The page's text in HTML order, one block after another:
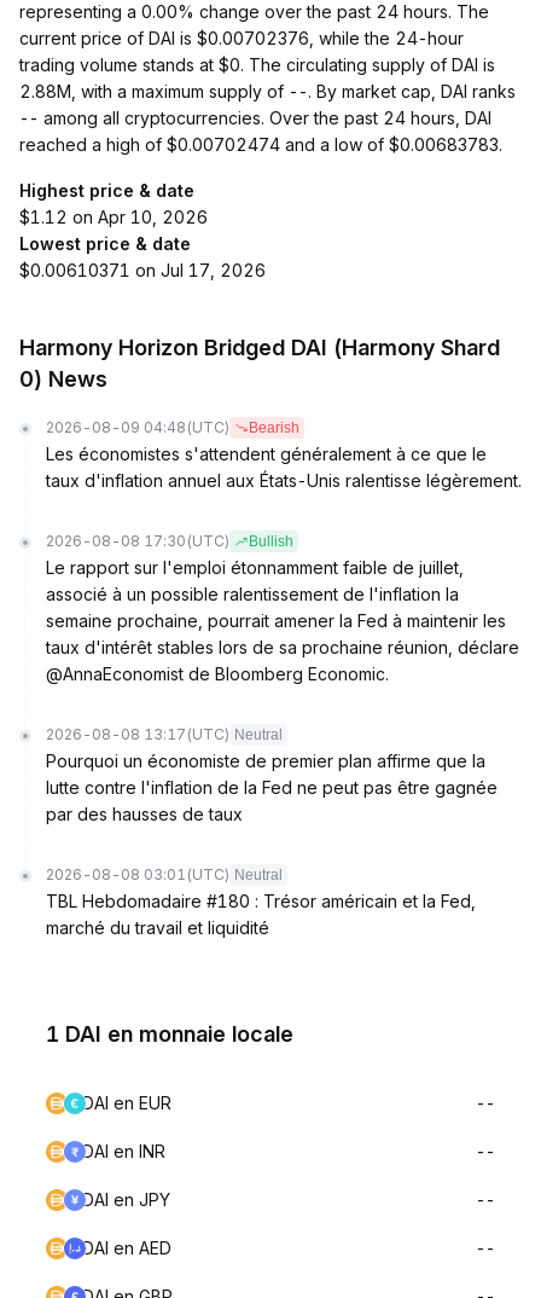
representing a 0.00% change over the past 24 hours. The
current price of DAI is $0.00702376, while the 24-hour
trading volume stands at $0. The circulating supply of DAI is
2.88M, with a maximum supply of --. By market cap, DAI ranks
-- among all cryptocurrencies. Over the past 24 hours, DAI
reached a high of $0.00702474 and a low of $0.00683783.
Highest price & date
$1.12 on Apr 10, 2026
Lowest price & date
$0.00610371 on Jul 17, 2026
Harmony Horizon Bridged DAI (Harmony Shard
0) News
2026-08-09 04:48 (UTC) Bearish
Les économistes s'attendent généralement à ce que le
taux d'inflation annuel aux États-Unis ralentisse légèrement.
2026-08-08 17:30 (UTC) Bullish
Le rapport sur l'emploi étonnamment faible de juillet,
associé à un possible ralentissement de l'inflation la
semaine prochaine, pourrait amener la Fed à maintenir les
taux d'intérêt stables lors de sa prochaine réunion, déclare
@AnnaEconomist de Bloomberg Economic.
2026-08-08 13:17 (UTC) Neutral
Pourquoi un économiste de premier plan affirme que la
lutte contre l'inflation de la Fed ne peut pas être gagnée
par des hausses de taux
2026-08-08 03:01 (UTC) Neutral
TBL Hebdomadaire #180 : Trésor américain et la Fed,
marché du travail et liquidité
1 DAI en monnaie locale
DAI en EUR --
DAI en INR --
DAI en JPY --
DAI en AED --